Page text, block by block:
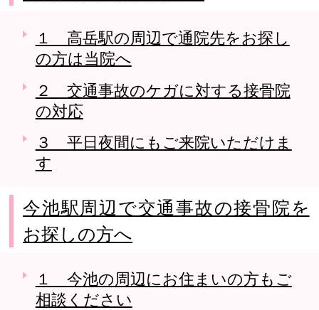
１ 高岳駅の周辺で通院先をお探し
の方は当院へ
２ 交通事故のケガに対する接骨院
の対応
３ 平日夜間にもご来院いただけま
す
今池駅周辺で交通事故の接骨院を
お探しの方へ
１ 今池の周辺にお住まいの方もご
相談ください